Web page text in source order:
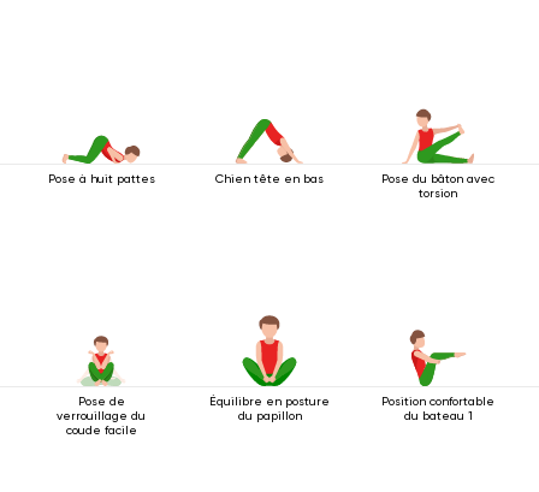
Pose à huit pattes Chien tête en bas
Pose du bâton avec
torsion
Pose de
verrouillage du
coude facile
Équilibre en posture
du papillon
Position confortable
du bateau 1